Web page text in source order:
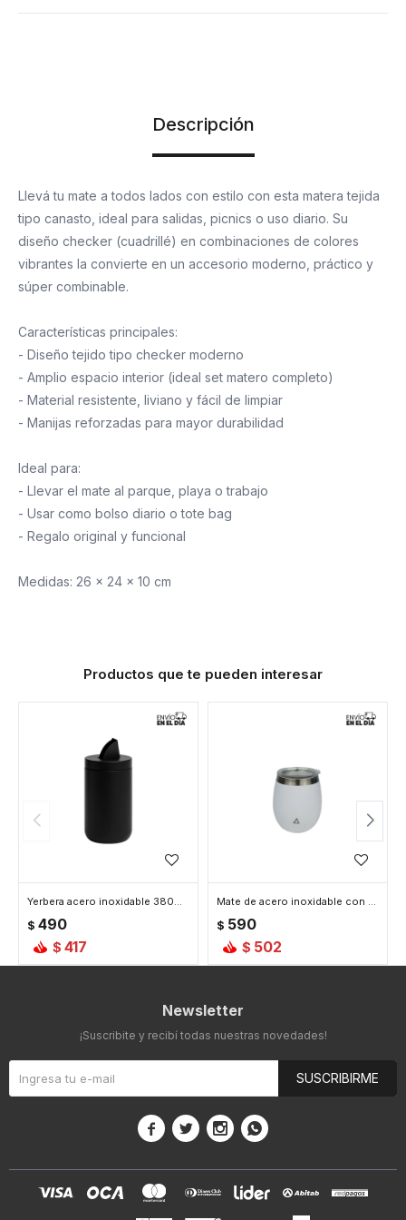
Descripción
Llevá tu mate a todos lados con estilo con esta matera tejida
tipo canasto, ideal para salidas, picnics o uso diario. Su
diseño checker (cuadrillé) en combinaciones de colores
vibrantes la convierte en un accesorio moderno, práctico y
súper combinable.
Características principales:
- Diseño tejido tipo checker moderno
- Amplio espacio interior (ideal set matero completo)
- Material resistente, liviano y fácil de limpiar
- Manijas reforzadas para mayor durabilidad
Ideal para:
- Llevar el mate al parque, playa o trabajo
- Usar como bolso diario o tote bag
- Regalo original y funcional
Medidas: 26 x 24 x 10 cm
Productos que te pueden interesar
Yerbera acero inoxidable 380ml con tapa hermética - Negro
$ 490
$ 417
Mate de acero inoxidable con tapa - Blanco
$ 590
$ 502
Newsletter
¡Suscribite y recibí todas nuestras novedades!
SUSCRIBIRME
   